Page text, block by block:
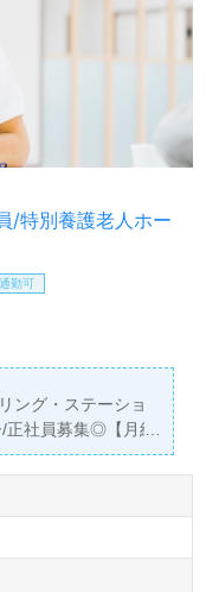
い、自分の可能性
変えて働きたい』
Ｏグループ』様の
担当コンサルタン
慮なくお願いしま
会社様の一員とし
希望エリアを担
細をご案内しま
員/パート求人探
、将来的に検討の
てお問い合わせ/ご
収交渉など完全無
公開求人も取扱い
活動！お問い合わ
/特別養護老人ホー
勤可
ング・ステーショ
社員募集◎【月給
支援専門員、主任
宮駅』より路線バ
春陽苑』社会福祉
の運営です。広島